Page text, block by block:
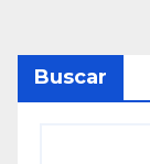
Buscar